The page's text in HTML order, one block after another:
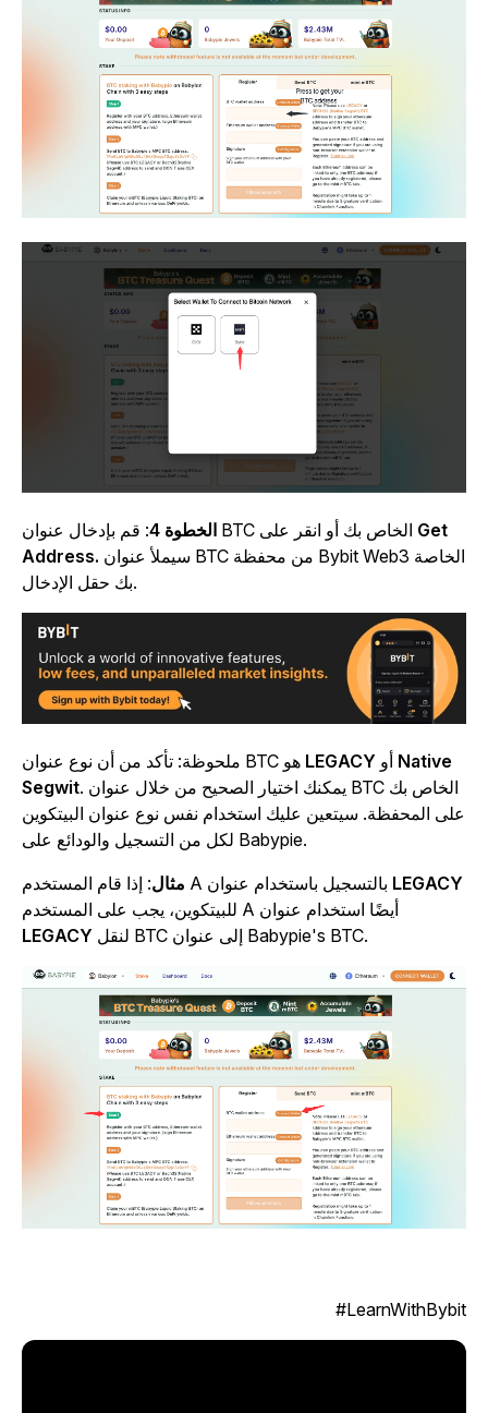
الخطوة 4 : قم بإدخال عنوان BTC الخاص بك أو انقر علىGet
Address.سيملأ عنوان BTC من محفظة Bybit Web3 الخاصة
ملحوظة: تأكد من أن نوع عنوان BTC هوLEGACY أوNative
Segwit. يمكنك اختيار الصحيح من خلال عنوان BTC الخاص بك
المحفظة. سيتعين عليك استخدام نفس نوع عنوان البيتكوين
لكل من التسجيل والودائع على Babypie.
مثال
: إذا قام المستخدم A بالتسجيل باستخدام عنوانLEGACY
للبيتكوين، يجب على المستخدم A أيضًا استخدام عنوان
LEGACY
لنقل BTC إلى عنوان Babypie's BTC.